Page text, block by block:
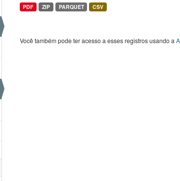
PDF ZIP PARQUET CSV
Você também pode ter acesso a esses registros usando a